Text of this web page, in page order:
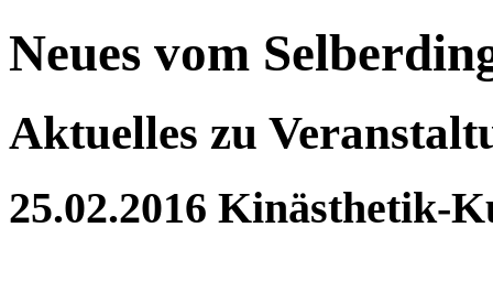
Neues vom
Aktuelles zu
25.02.2016 Kinästhetik-